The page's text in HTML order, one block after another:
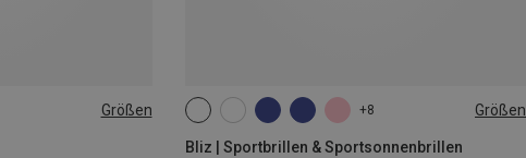
Größen +8 Größen
Bliz | Sportbrillen & Sportsonnenbrillen
ONE SIZE